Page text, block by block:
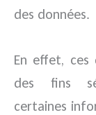
des données.
En effet, ces
des fins
certaines